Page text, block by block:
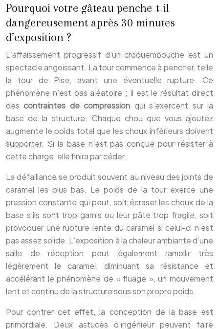
Pourquoi votre gâteau penche-t-il
dangereusement après 30 minutes
d’exposition ?
L’affaissement progressif d’un croquembouche est un
spectacle angoissant. La tour commence à pencher, telle
la tour de Pise, avant une éventuelle rupture. Ce
phénomène n’est pas aléatoire ; il est le résultat direct
descontraintes de compression qui s’exercent sur la
base de la structure. Chaque chou que vous ajoutez
augmente le poids total que les choux inférieurs doivent
supporter. Si la base n’est pas conçue pour résister à
cette charge, elle finira par céder.
La défaillance se produit souvent au niveau des joints de
caramel les plus bas. Le poids de la tour exerce une
pression constante qui peut, soit écraser les choux de la
base s’ils sont trop garnis ou leur pâte trop fragile, soit
provoquer une rupture lente du caramel si celui-ci n’est
pas assez solide. L’exposition à la chaleur ambiante d’une
salle de réception peut également ramollir très
légèrement le caramel, diminuant sa résistance et
accélérant le phénomène de « fluage », un mouvement
lent et continu de la structure sous son propre poids.
Pour contrer cet effet, la conception de la base est
primordiale. Deux astuces d’ingénieur peuvent faire